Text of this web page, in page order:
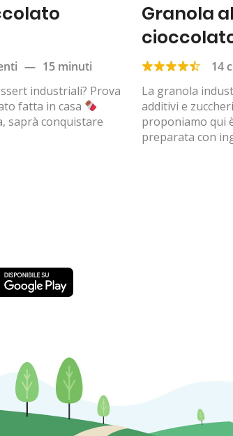
— 15 minuti
industriali? Prova
fatta in casa
saprà conquistare
Granola
14
La granola
additivi e
proponiamo qui
preparata con